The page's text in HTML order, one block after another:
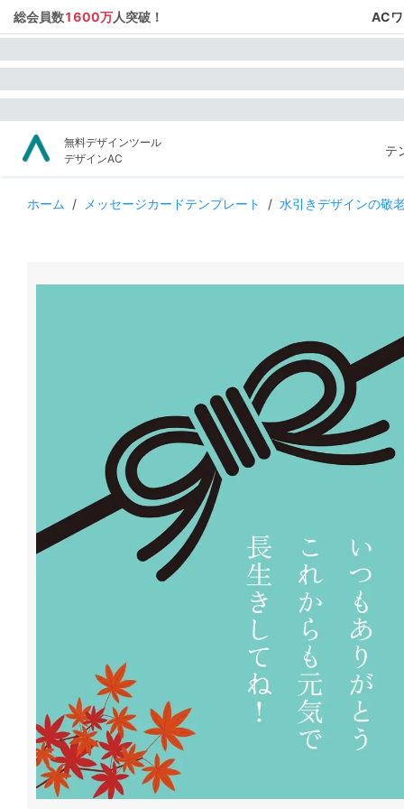
総会員数1600万人突破！ AC
無料デザインツール
デザインAC
テ
ホーム / メッセージカードテンプレート / 水引きデザインの敬